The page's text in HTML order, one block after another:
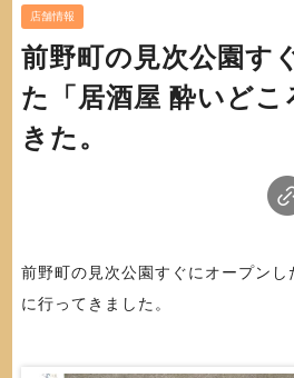
店舗情報
前野町の見次公園す
た「居酒屋 酔いどこ
きた。
前野町の見次公園すぐにオープンし
に行ってきました。